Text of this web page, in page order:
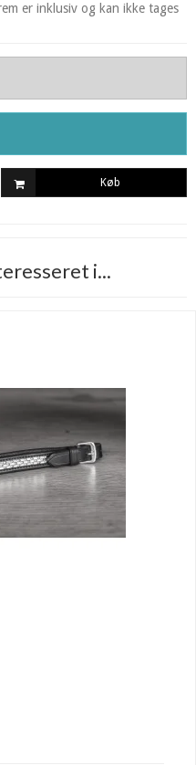
er inklusiv og kan ikke tages
Køb
i...